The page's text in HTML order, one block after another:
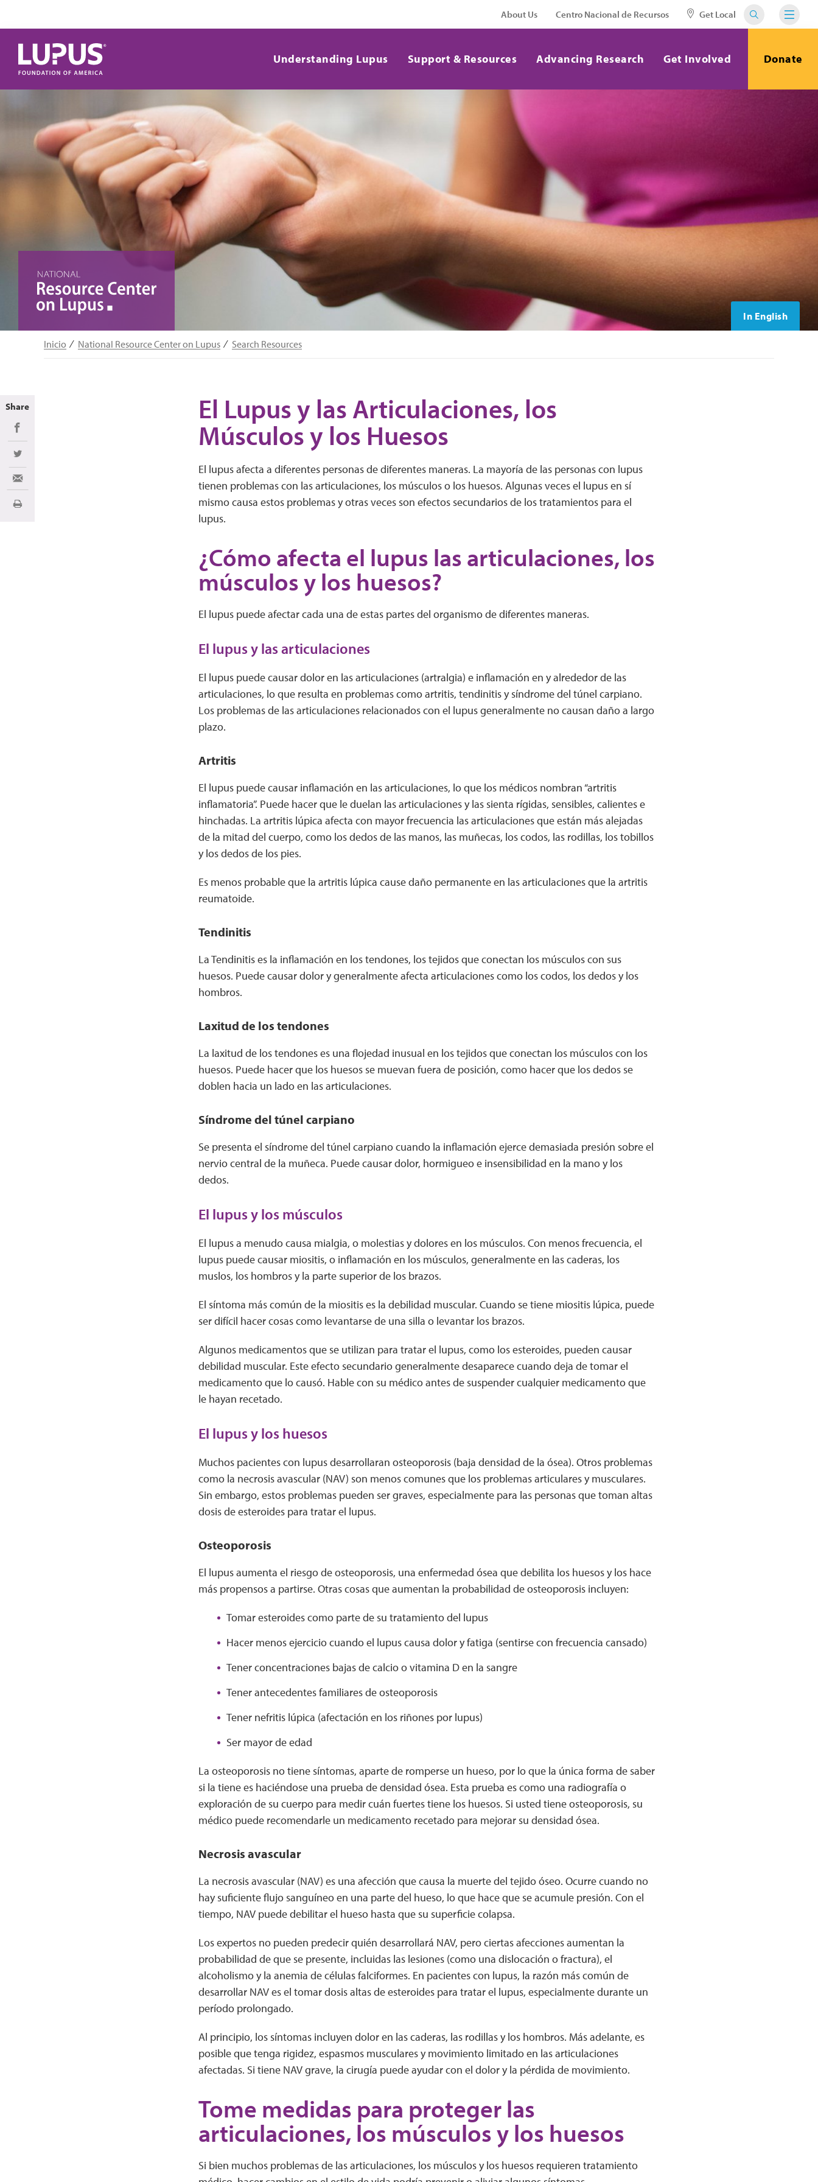
About Us Centro Nacional de Recursos Get Local
Understanding Lupus Support & Resources Advancing Research Get Involved Donate
In English
Inicio National Resource Center on Lupus Search Resources
El Lupus y las Articulaciones, los
Músculos y los Huesos
El lupus afecta a diferentes personas de diferentes maneras. La mayoría de las personas con lupus
tienen problemas con las articulaciones, los músculos o los huesos. Algunas veces el lupus en sí
mismo causa estos problemas y otras veces son efectos secundarios de los tratamientos para el
lupus.
¿Cómo afecta el lupus las articulaciones, los
músculos y los huesos?
El lupus puede afectar cada una de estas partes del organismo de diferentes maneras.
El lupus y las articulaciones
El lupus puede causar dolor en las articulaciones (artralgia) e inflamación en y alrededor de las
articulaciones, lo que resulta en problemas como artritis, tendinitis y síndrome del túnel carpiano.
Los problemas de las articulaciones relacionados con el lupus generalmente no causan daño a largo
plazo.
Artritis
El lupus puede causar inflamación en las articulaciones, lo que los médicos nombran “artritis
inflamatoria”. Puede hacer que le duelan las articulaciones y las sienta rígidas, sensibles, calientes e
hinchadas. La artritis lúpica afecta con mayor frecuencia las articulaciones que están más alejadas
de la mitad del cuerpo, como los dedos de las manos, las muñecas, los codos, las rodillas, los tobillos
y los dedos de los pies.
Es menos probable que la artritis lúpica cause daño permanente en las articulaciones que la artritis
reumatoide.
Tendinitis
La Tendinitis es la inflamación en los tendones, los tejidos que conectan los músculos con sus
huesos. Puede causar dolor y generalmente afecta articulaciones como los codos, los dedos y los
hombros.
Laxitud de los tendones
La laxitud de los tendones es una flojedad inusual en los tejidos que conectan los músculos con los
huesos. Puede hacer que los huesos se muevan fuera de posición, como hacer que los dedos se
doblen hacia un lado en las articulaciones.
Síndrome del túnel carpiano
Se presenta el síndrome del túnel carpiano cuando la inflamación ejerce demasiada presión sobre el
nervio central de la muñeca. Puede causar dolor, hormigueo e insensibilidad en la mano y los
dedos.
El lupus y los músculos
El lupus a menudo causa mialgia, o molestias y dolores en los músculos. Con menos frecuencia, el
lupus puede causar miositis, o inflamación en los músculos, generalmente en las caderas, los
muslos, los hombros y la parte superior de los brazos.
El síntoma más común de la miositis es la debilidad muscular. Cuando se tiene miositis lúpica, puede
ser difícil hacer cosas como levantarse de una silla o levantar los brazos.
Algunos medicamentos que se utilizan para tratar el lupus, como los esteroides, pueden causar
debilidad muscular. Este efecto secundario generalmente desaparece cuando deja de tomar el
medicamento que lo causó. Hable con su médico antes de suspender cualquier medicamento que
le hayan recetado.
El lupus y los huesos
Muchos pacientes con lupus desarrollaran osteoporosis (baja densidad de la ósea). Otros problemas
como la necrosis avascular (NAV) son menos comunes que los problemas articulares y musculares.
Sin embargo, estos problemas pueden ser graves, especialmente para las personas que toman altas
dosis de esteroides para tratar el lupus.
Osteoporosis
El lupus aumenta el riesgo de osteoporosis, una enfermedad ósea que debilita los huesos y los hace
más propensos a partirse. Otras cosas que aumentan la probabilidad de osteoporosis incluyen:
Tomar esteroides como parte de su tratamiento del lupus
Hacer menos ejercicio cuando el lupus causa dolor y fatiga (sentirse con frecuencia cansado)
Tener concentraciones bajas de calcio o vitamina D en la sangre
Tener antecedentes familiares de osteoporosis
Tener nefritis lúpica (afectación en los riñones por lupus)
Ser mayor de edad
La osteoporosis no tiene síntomas, aparte de romperse un hueso, por lo que la única forma de saber
si la tiene es haciéndose una prueba de densidad ósea. Esta prueba es como una radiografía o
exploración de su cuerpo para medir cuán fuertes tiene los huesos. Si usted tiene osteoporosis, su
médico puede recomendarle un medicamento recetado para mejorar su densidad ósea.
Necrosis avascular
La necrosis avascular (NAV) es una afección que causa la muerte del tejido óseo. Ocurre cuando no
hay suficiente flujo sanguíneo en una parte del hueso, lo que hace que se acumule presión. Con el
tiempo, NAV puede debilitar el hueso hasta que su superficie colapsa.
Los expertos no pueden predecir quién desarrollará NAV, pero ciertas afecciones aumentan la
probabilidad de que se presente, incluidas las lesiones (como una dislocación o fractura), el
alcoholismo y la anemia de células falciformes. En pacientes con lupus, la razón más común de
desarrollar NAV es el tomar dosis altas de esteroides para tratar el lupus, especialmente durante un
período prolongado.
Al principio, los síntomas incluyen dolor en las caderas, las rodillas y los hombros. Más adelante, es
posible que tenga rigidez, espasmos musculares y movimiento limitado en las articulaciones
afectadas. Si tiene NAV grave, la cirugía puede ayudar con el dolor y la pérdida de movimiento.
Tome medidas para proteger las
articulaciones, los músculos y los huesos
Si bien muchos problemas de las articulaciones, los músculos y los huesos requieren tratamiento
Share
Share on Facebook
Share on Twitter
Share via Email
Imprimir